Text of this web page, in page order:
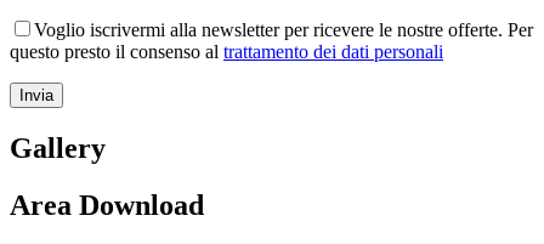
Voglio iscrivermi alla newsletter per ricevere le nostre offerte. Per
questo presto il consenso al trattamento dei dati personali
Gallery
Area Download